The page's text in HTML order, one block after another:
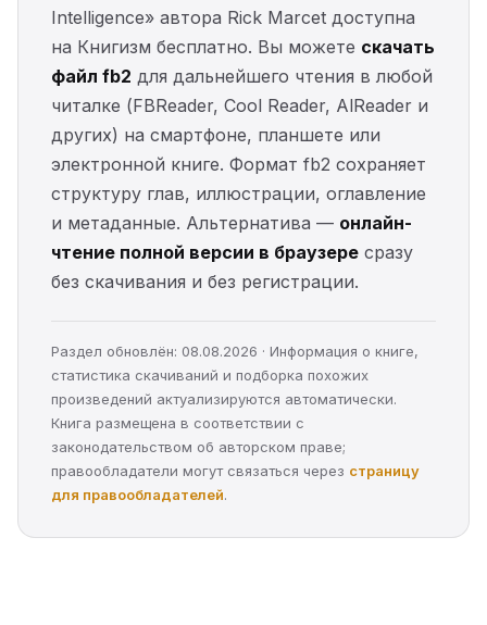
Intelligence» автора Rick Marcet доступна
на Книгизм бесплатно. Вы можете скачать
файл fb2 для дальнейшего чтения в любой
читалке (FBReader, Cool Reader, AlReader и
других) на смартфоне, планшете или
электронной книге. Формат fb2 сохраняет
структуру глав, иллюстрации, оглавление
и метаданные. Альтернатива — онлайн-
чтение полной версии в браузере сразу
без скачивания и без регистрации.
Раздел обновлён: 08.08.2026 · Информация о книге,
статистика скачиваний и подборка похожих
произведений актуализируются автоматически.
Книга размещена в соответствии с
законодательством об авторском праве;
правообладатели могут связаться через страницу
для правообладателей.